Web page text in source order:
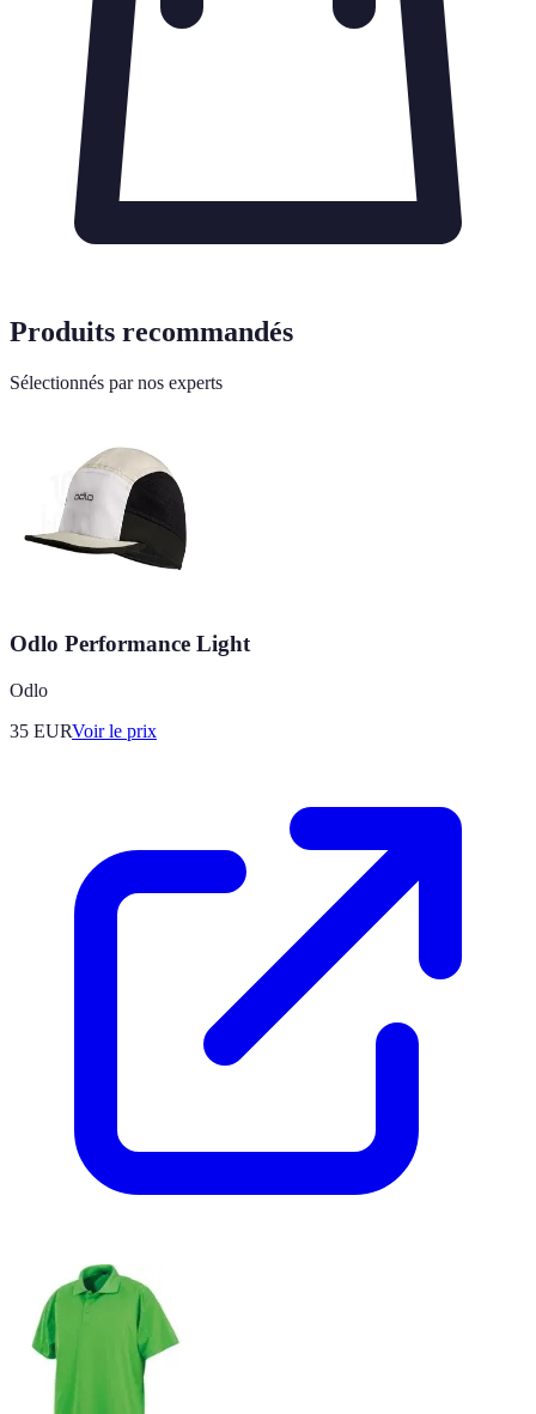
Produits recommandés
Sélectionnés par nos experts
Odlo Performance Light
Odlo
35 EURVoir le prix